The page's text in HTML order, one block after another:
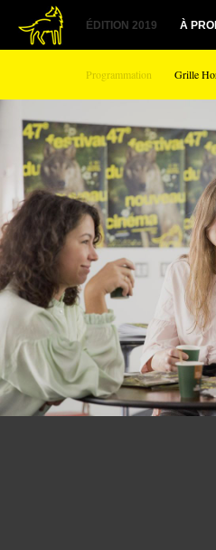
ÉDITION 2019
Programmation Grille
À